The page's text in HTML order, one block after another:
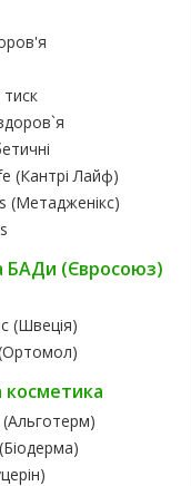
(Кантрі Лайф)
(Метадженікс)
БАДи (Євросоюз)
(Швеція)
косметика